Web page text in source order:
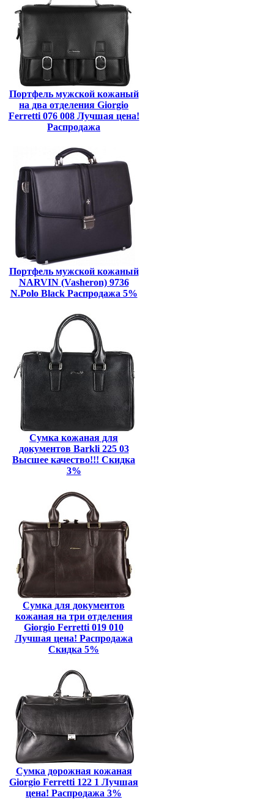
Портфель мужской кожаный
на два отделения Giorgio
Ferretti 076 008 Лучшая цена!
Распродажа
Портфель мужской кожаный
NARVIN (Vasheron) 9736
N.Polo Black Распродажа 5%
Сумка кожаная для
документов Barkli 225 03
Высшее качество!!! Скидка
3%
Сумка для документов
кожаная на три отделения
Giorgio Ferretti 019 010
Лучшая цена! Распродажа
Скидка 5%
Сумка дорожная кожаная
Giorgio Ferretti 122 1 Лучшая
цена! Распродажа 3%